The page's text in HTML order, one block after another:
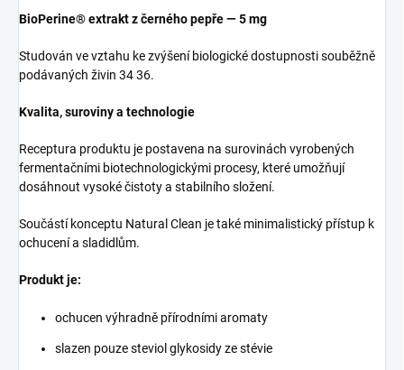
BioPerine® extrakt z černého pepře — 5 mg
Studován ve vztahu ke zvýšení biologické dostupnosti souběžně
podávaných živin 34 36.
Kvalita, suroviny a technologie
Receptura produktu je postavena na surovinách vyrobených
fermentačními biotechnologickými procesy, které umožňují
dosáhnout vysoké čistoty a stabilního složení.
Součástí konceptu Natural Clean je také minimalistický přístup k
ochucení a sladidlům.
Produkt je:
ochucen výhradně přírodními aromaty
slazen pouze steviol glykosidy ze stévie